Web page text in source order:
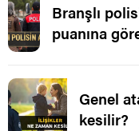
Branşlı
puanına
Genel
kesilir?